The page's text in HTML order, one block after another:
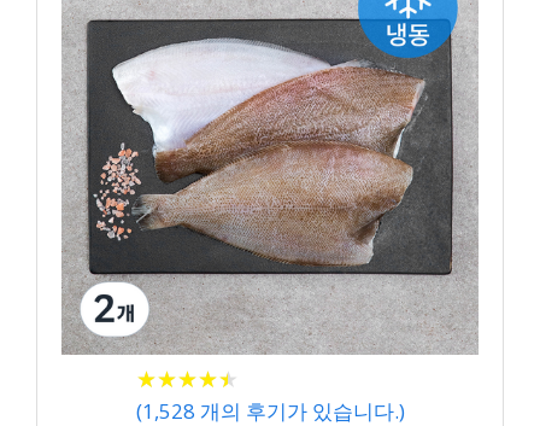
★★★★★
★★★★★
(1,528 개의 후기가 있습니다.)